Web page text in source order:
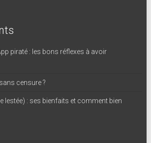
piraté : les bons réflexes à avoir
censure ?
lestée) : ses bienfaits et comment bien